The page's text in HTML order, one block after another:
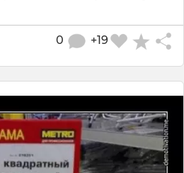
+19
0